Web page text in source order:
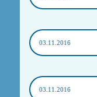
03.11.2016
03.11.2016